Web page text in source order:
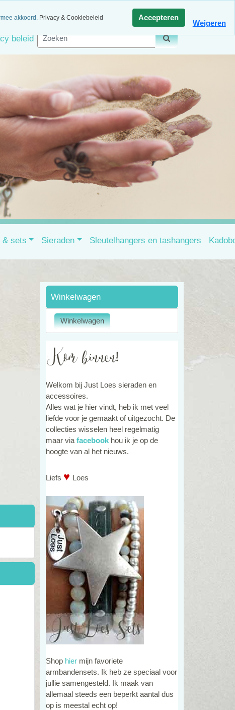
beleid
& sets Sieraden Sleutelhangers en tashangers
Winkelwagen
Welkom bij Just Loes sieraden en
accessoires.
Alles wat je hier vindt, heb ik met veel
liefde voor je gemaakt of uitgezocht. De
collecties wisselen heel regelmatig
maar viafacebook hou ik je op de
hoogte van al het nieuws.
Liefs ♥ Loes
Shop hier mijn favoriete
armbandensets. Ik heb ze speciaal voor
jullie samengesteld. Ik maak van
allemaal steeds een beperkt aantal dus
op is meestal echt op!
akkoord. Privacy & Cookiebeleid Accepteren
Weigeren